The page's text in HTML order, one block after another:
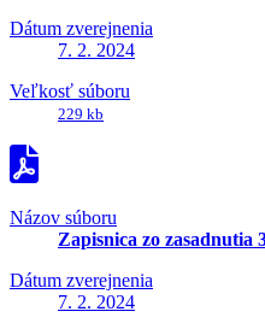
Dátum zverejnenia
7. 2. 2024
Veľkosť súboru
229 kb
Názov súboru
Zapisnica zo zasadnutia
Dátum zverejnenia
7. 2. 2024